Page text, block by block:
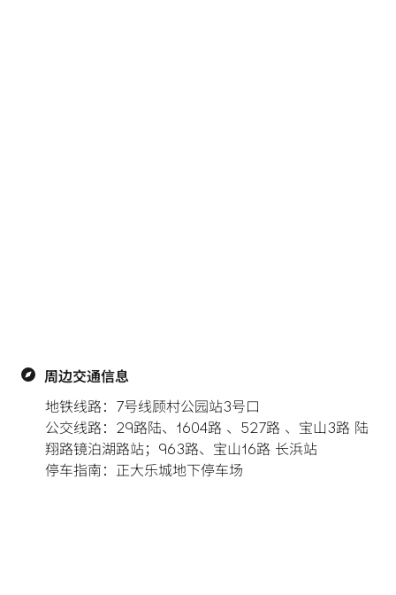
周边交通信息
地铁线路：7号线顾村公园站3号口
公交线路：29路陆、1604路 、527路 、宝山3路 陆
翔路镜泊湖路站；963路、宝山16路 长浜站
停车指南：正大乐城地下停车场